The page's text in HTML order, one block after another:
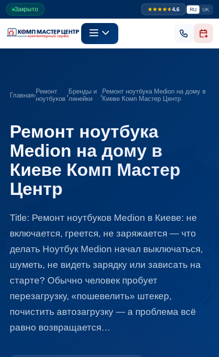
Закрыто 4.6 RU UK
Главная›Ремонт
ноутбуков›Бренды и
линейки
›Ремонт ноутбука Medion на дому в
Киеве Комп Мастер Центр
Ремонт ноутбука
Medion на дому в
Киеве Комп Мастер
Центр
Title: Ремонт ноутбуков Medion в Киеве: не
включается, греется, не заряжается — что
делать Ноутбук Medion начал выключаться,
шуметь, не видеть зарядку или зависать на
старте? Обычно человек пробует
перезагрузку, «пошевелить» штекер,
почистить автозагрузку — а проблема всё
равно возвращается…